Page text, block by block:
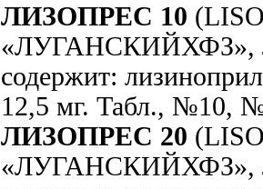
ЛИЗОПРЕС 10
«ЛУГАНСКИЙХФЗ»,
содержит:
12,5 мг. Табл., №10,
ЛИЗОПРЕС 20
«ЛУГАНСКИЙХФЗ»,